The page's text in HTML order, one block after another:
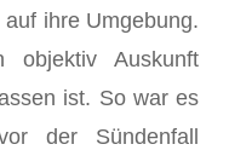
ihre Umgebung.
objektiv Auskunft
ist. So war es
der Sündenfall